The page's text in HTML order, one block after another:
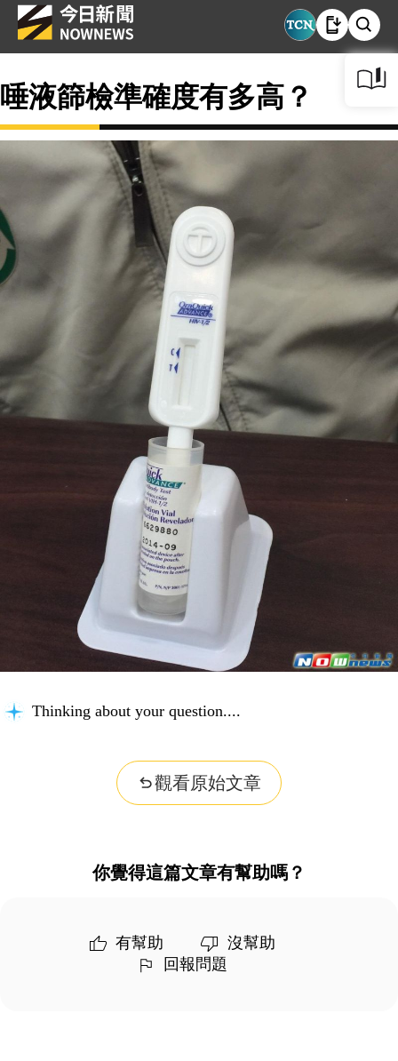
唾液篩檢準確度有多高？
Thinking about your question...
觀看原始文章
你覺得這篇文章有幫助嗎？
有幫助
沒幫助
回報問題